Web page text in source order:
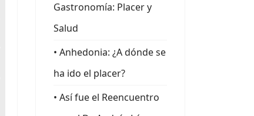
Gastronomía: Placer y
Salud
• Anhedonia: ¿A dónde se
ha ido el placer?
• Así fue el Reencuentro